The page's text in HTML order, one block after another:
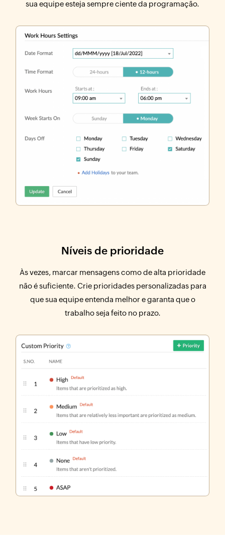
sua equipe esteja sempre ciente da programação.
Níveis de prioridade
Às vezes, marcar mensagens como de alta prioridade
não é suficiente. Crie prioridades personalizadas para
que sua equipe entenda melhor e garanta que o
trabalho seja feito no prazo.